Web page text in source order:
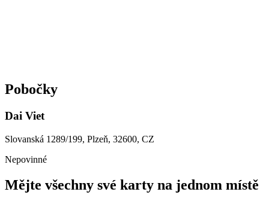
Pobočky
Dai Viet
Slovanská 1289/199, Plzeň, 32600, CZ
Nepovinné
Mějte všechny své karty na jednom místě